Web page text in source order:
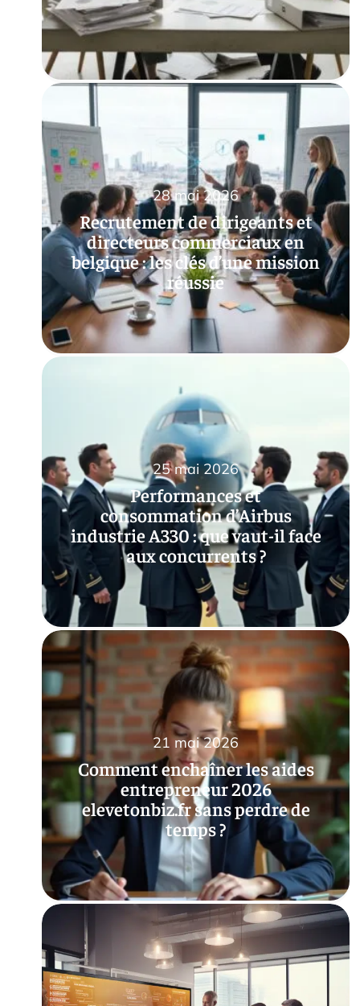
Recrutement de dirigeants et
directeurs commerciaux en
belgique : les clés d’une mission
réussie
28 mai 2026
Performances et
consommation d’Airbus
industrie A330 : que vaut-il face
aux concurrents ?
25 mai 2026
Comment enchaîner les aides
entrepreneur 2026
elevetonbiz.fr sans perdre de
temps ?
21 mai 2026